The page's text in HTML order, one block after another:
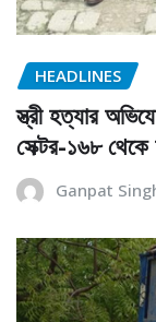
HEADLINES
স্ত্রী হত্যার
সেক্টর-১৬৮
Ganpat